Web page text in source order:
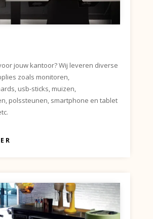
jouw kantoor? Wij leveren diverse
zoals monitoren,
usb-sticks, muizen,
polssteunen, smartphone en tablet